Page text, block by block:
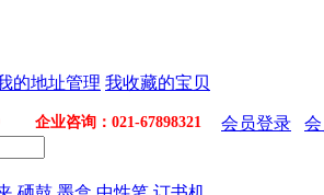
的地址管理 我收藏的宝贝
企业咨询：021-67898321 会员登录